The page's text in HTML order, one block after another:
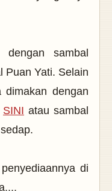
sambal
Puan Yati. Selain
dimakan dengan
SINI atau sambal
di